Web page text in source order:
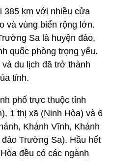
385 km với nhiều cửa
và vùng biển rộng lớn.
Sa là huyện đảo,
quốc phòng trọng yếu.
du lịch đã trở thành
tỉnh.
phố trực thuộc tỉnh
1 thị xã (Ninh Hòa) và 6
Khánh Vĩnh, Khánh
Trường Sa). Hầu hết
đều có các ngành